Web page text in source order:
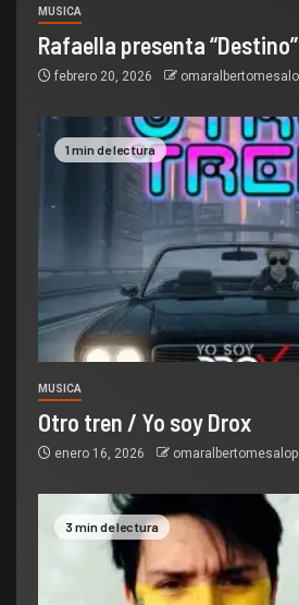
MUSICA
Rafaella presenta “Destino”
febrero 20, 2026
1 min de lectura
MUSICA
Otro tren / Yo soy Drox
enero 16, 2026
3 min de lectura